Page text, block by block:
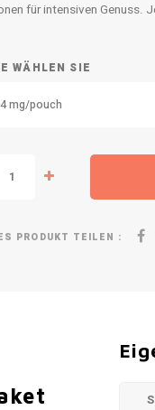
für intensiven Genuss.
WÄHLEN SIE
mg/pouch
PRODUKT TEILEN :